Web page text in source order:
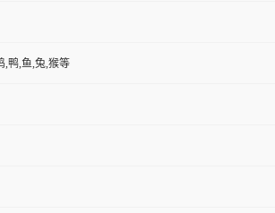
,鸭,鱼,兔,猴等